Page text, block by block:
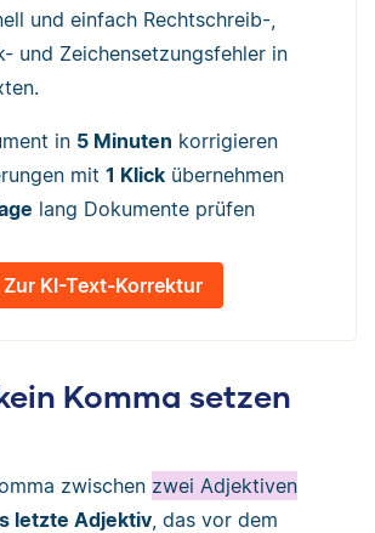
und einfach Rechtschreib-,
und Zeichensetzungsfehler in
in 5 Minuten korrigieren
mit 1 Klick übernehmen
lang Dokumente prüfen
Zur KI-Text-Korrektur
Komma setzen
zwischen zwei Adjektiven
letzte Adjektiv , das vor dem